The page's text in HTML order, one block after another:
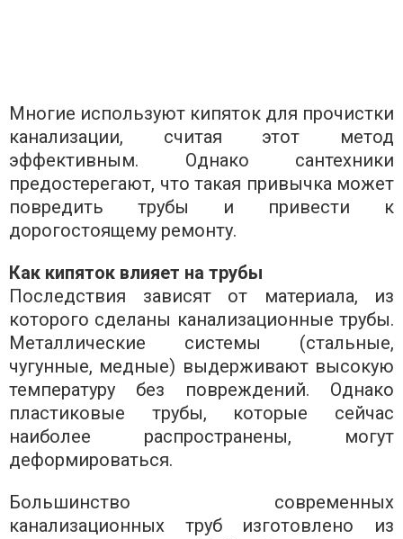
Многие используют кипяток для прочистки
канализации, считая этот метод
эффективным. Однако сантехники
предостерегают, что такая привычка может
повредить трубы и привести к
дорогостоящему ремонту.
Как кипяток влияет на трубы
Последствия зависят от материала, из
которого сделаны канализационные трубы.
Металлические системы (стальные,
чугунные, медные) выдерживают высокую
температуру без повреждений. Однако
пластиковые трубы, которые сейчас
наиболее распространены, могут
деформироваться.
Большинство современных
канализационных труб изготовлено из